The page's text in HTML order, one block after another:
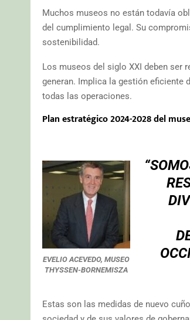
Muchos museos no están todavía
del cumplimiento legal. Su
sostenibilidad.
Los museos del siglo XXI deben ser
generan. Implica la gestión eficiente
todas las operaciones.
Plan estratégico 2024-2028 del
EVELIO ACEVEDO, MUSEO
THYSSEN-BORNEMISZA
Estas son las medidas de nuevo